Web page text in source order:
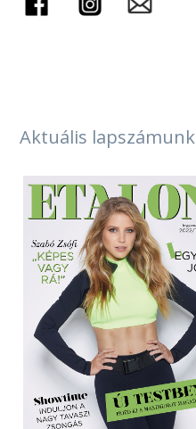
Aktuális lapszámunk